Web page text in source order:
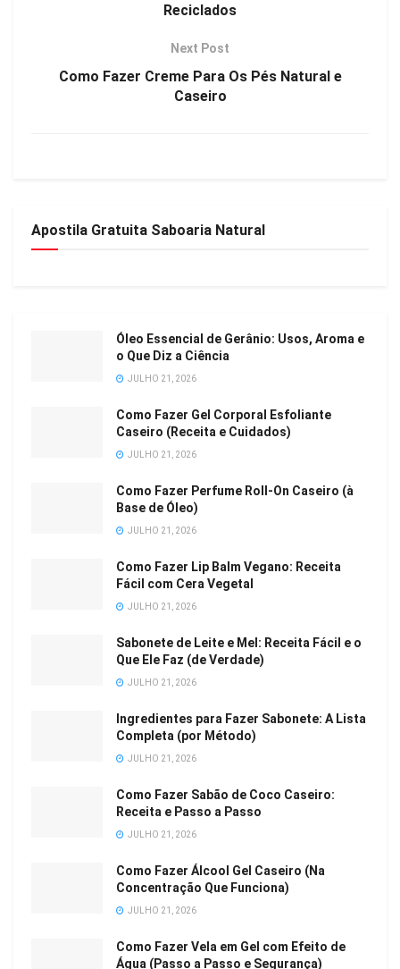
Reciclados
Next Post
Como Fazer Creme Para Os Pés Natural e
Caseiro
Apostila Gratuita Saboaria Natural
Óleo Essencial de Gerânio: Usos, Aroma e
o Que Diz a Ciência
JULHO 21, 2026
Como Fazer Gel Corporal Esfoliante
Caseiro (Receita e Cuidados)
JULHO 21, 2026
Como Fazer Perfume Roll-On Caseiro (à
Base de Óleo)
JULHO 21, 2026
Como Fazer Lip Balm Vegano: Receita
Fácil com Cera Vegetal
JULHO 21, 2026
Sabonete de Leite e Mel: Receita Fácil e o
Que Ele Faz (de Verdade)
JULHO 21, 2026
Ingredientes para Fazer Sabonete: A Lista
Completa (por Método)
JULHO 21, 2026
Como Fazer Sabão de Coco Caseiro:
Receita e Passo a Passo
JULHO 21, 2026
Como Fazer Álcool Gel Caseiro (Na
Concentração Que Funciona)
JULHO 21, 2026
Como Fazer Vela em Gel com Efeito de
Água (Passo a Passo e Segurança)